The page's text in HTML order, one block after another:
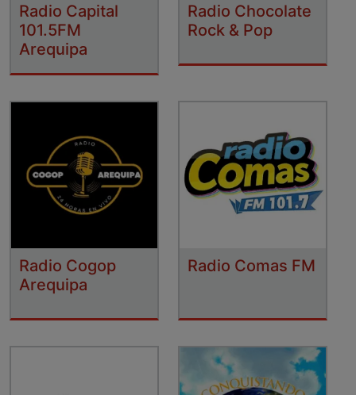
Radio Capital
101.5FM
Arequipa
Radio Chocolate
Rock & Pop
Radio Cogop
Arequipa
Radio Comas FM